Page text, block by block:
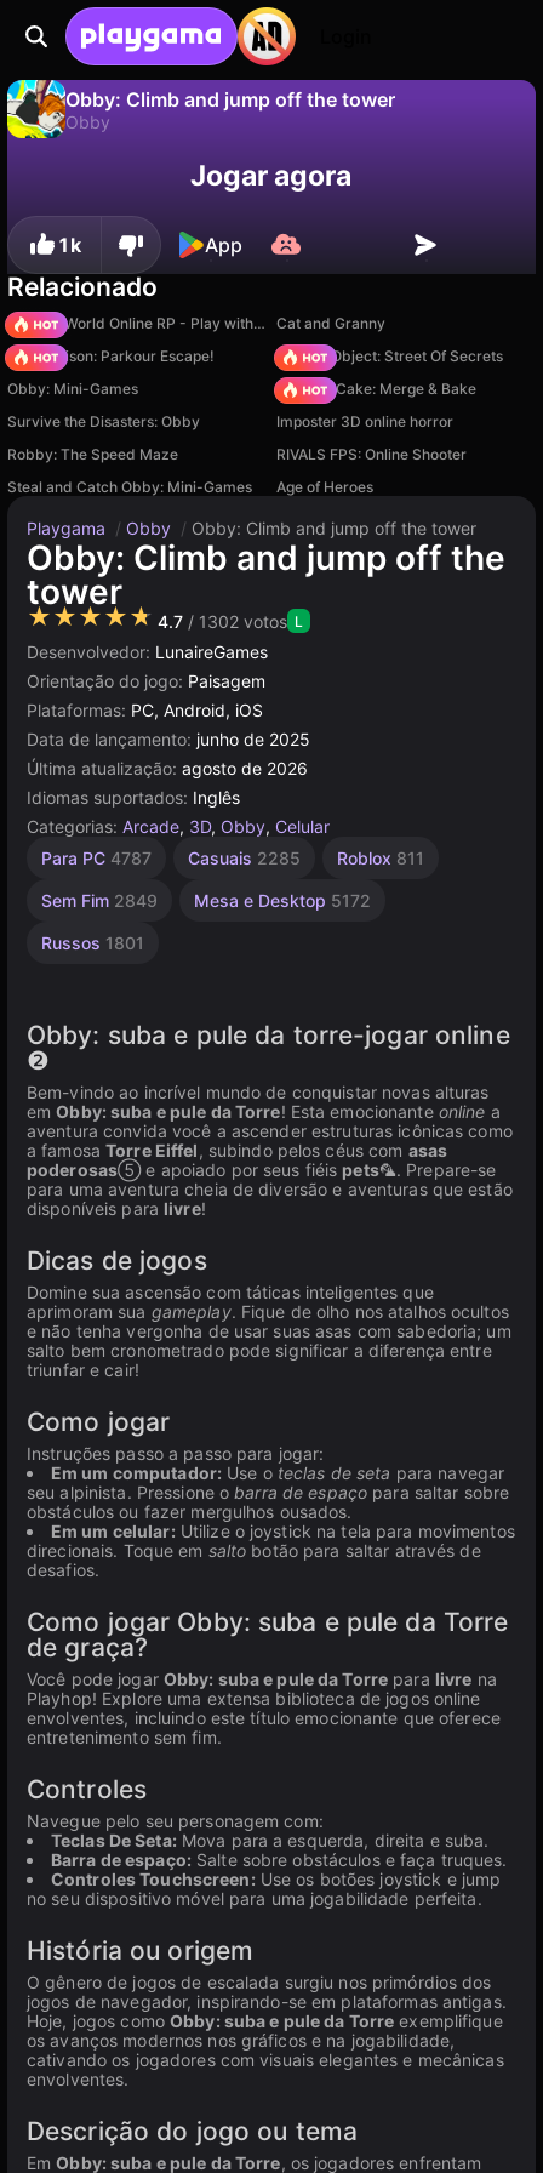
Obby: Climb and jump off the tower
Obby
Salve o progresso!Jogar agora
1k App
Relacionado
Sprunki World Online RP - Play with Friends!
Cat and Granny
Barry Prison: Parkour Escape!
Hidden Object: Street Of Secrets
Obby: Mini-Games
Piece of Cake: Merge & Bake
Survive the Disasters: Obby
Imposter 3D online horror
Robby: The Speed Maze
RIVALS FPS: Online Shooter
Steal and Catch Obby: Mini-Games
Age of Heroes
Playgama / Obby / Obby: Climb and jump off the tower
Obby: Climb and jump off the
tower
★★★★★ 4.7 / 1302 votos L
Desenvolvedor: LunaireGames
Orientação do jogo: Paisagem
Plataformas: PC, Android, iOS
Data de lançamento: junho de 2025
Última atualização: agosto de 2026
Idiomas suportados: Inglês
Categorias: Arcade, 3D, Obby, Celular
Para PC 4787 Casuais 2285 Roblox 811
Sem Fim 2849 Mesa e Desktop 5172
Russos 1801
Navegador
Unity
3177
Obby: suba e pule da torre-jogar online
❷
Bem-vindo ao incrível mundo de conquistar novas alturas
emObby: suba e pule da Torre! Esta emocionante online a
aventura convida você a ascender estruturas icônicas como
a famosaTorre Eiffel, subindo pelos céus com asas
poderosas⑤ e apoiado por seus fiéis pets🦜. Prepare-se
para uma aventura cheia de diversão e aventuras que estão
disponíveis para livre!
Dicas de jogos
Domine sua ascensão com táticas inteligentes que
aprimoram sua gameplay. Fique de olho nos atalhos ocultos
e não tenha vergonha de usar suas asas com sabedoria; um
salto bem cronometrado pode significar a diferença entre
triunfar e cair!
Como jogar
Instruções passo a passo para jogar:
Em um computador: Use o teclas de seta para navegar
seu alpinista. Pressione o barra de espaço para saltar sobre
obstáculos ou fazer mergulhos ousados.
Em um celular: Utilize o joystick na tela para movimentos
direcionais. Toque em salto botão para saltar através de
desafios.
Como jogar Obby: suba e pule da Torre
de graça?
Você pode jogar Obby: suba e pule da Torre para livre na
Playhop! Explore uma extensa biblioteca de jogos online
envolventes, incluindo este título emocionante que oferece
entretenimento sem fim.
Controles
Navegue pelo seu personagem com:
Teclas De Seta: Mova para a esquerda, direita e suba.
Barra de espaço: Salte sobre obstáculos e faça truques.
Controles Touchscreen: Use os botões joystick e jump
no seu dispositivo móvel para uma jogabilidade perfeita.
História ou origem
O gênero de jogos de escalada surgiu nos primórdios dos
jogos de navegador, inspirando-se em plataformas antigas.
Hoje, jogos comoObby: suba e pule da Torre exemplifique
os avanços modernos nos gráficos e na jogabilidade,
cativando os jogadores com visuais elegantes e mecânicas
envolventes.
Descrição do jogo ou tema
EmObby: suba e pule da Torre, os jogadores enfrentam